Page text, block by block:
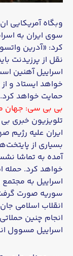
وبگاه آمریکایی
سوی ایران به
کرد: «آدرین
نقل از پرزیدنت
اسراییل آهنین
خواهد ایستاد و
حمایت خواهد کرد.
بی بی سی: جهان
تلویزیون خبری
ایران علیه
بسیاری از
آمده به تماشا
خواهد کرد. حمله
اسراییل به
سوریه صورت گرفت
انقلاب اسلامی
انجام چنین
اسراییل مسوول